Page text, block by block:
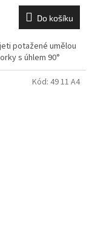
Do košíku
potažené umělou
s úhlem 90°
Kód: 49 11 A4